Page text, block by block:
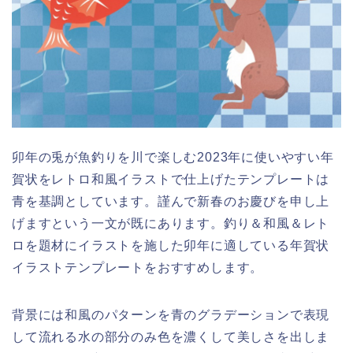
卯年の兎が魚釣りを川で楽しむ2023年に使いやすい年
賀状をレトロ和風イラストで仕上げたテンプレートは
青を基調としています。謹んで新春のお慶びを申し上
げますという一文が既にあります。釣り＆和風＆レト
ロを題材にイラストを施した卯年に適している年賀状
イラストテンプレートをおすすめします。
背景には和風のパターンを青のグラデーションで表現
して流れる水の部分のみ色を濃くして美しさを出しま